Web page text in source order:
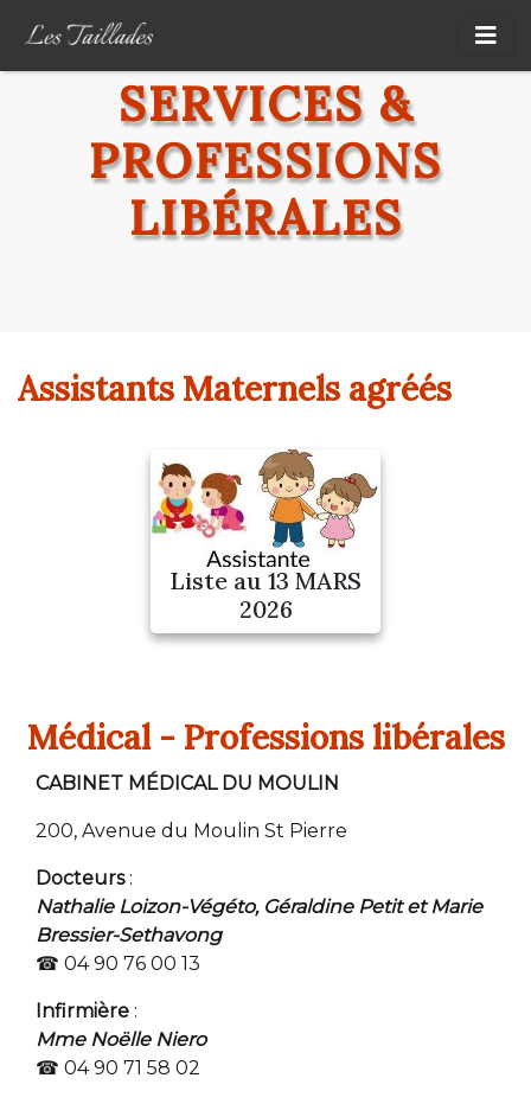
SERVICES &
PROFESSIONS
LIBÉRALES
Assistants Maternels agréés
Liste au 13 MARS
2026
Médical - Professions libérales
CABINET MÉDICAL DU MOULIN
200, Avenue du Moulin St Pierre
Docteurs:
Nathalie Loizon-Végéto, Géraldine Petit et Marie
Bressier-Sethavong
☎ 04 90 76 00 13
Infirmière :
Mme Noëlle Niero
☎ 04 90 71 58 02